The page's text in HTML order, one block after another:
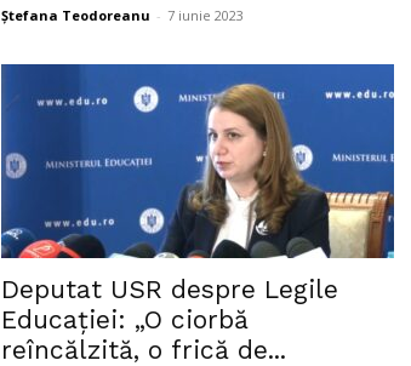
Ștefana Teodoreanu - 7 iunie 2023
Deputat USR despre Legile
Educației: „O ciorbă
reîncălzită, o frică de...